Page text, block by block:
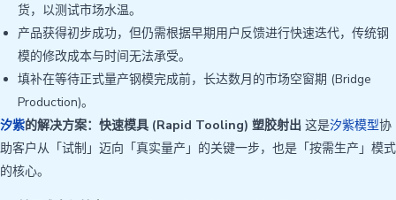
货，以测试市场水温。
产品获得初步成功，但仍需根据早期用户反馈进行快速迭代，传统钢
模的修改成本与时间无法承受。
填补在等待正式量产钢模完成前，长达数月的市场空窗期 (Bridge
Production)。
汐紫的解决方案：快速模具 (Rapid Tooling) 塑胶射出 这是汐紫模型协
助客户从「试制」迈向「真实量产」的关键一步，也是「按需生产」模式
的核心。